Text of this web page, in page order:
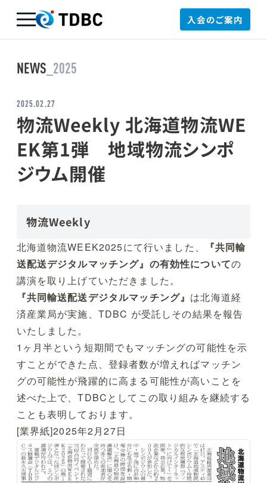
TDBC 入会のご案内
NEWS _2025
2025.02.27
物流Weekly 北海道物流WE
EK第1弾 地域物流シンポ
ジウム開催
物流Weekly
北海道物流WEEK2025にて行いました、
『共同輸
送配送デジタルマッチング』の有効性についての
講演を取り上げていただきました。
『共同輸送配送デジタルマッチング』 は北海道経
済産業局が実施、TDBC が受託しその結果を報告
いたしました。
1ヶ月半という短期間でもマッチングの可能性を示
すことができた点、登録者数が増えればマッチン
グの可能性が飛躍的に高まる可能性が高いことを
述べた上で、TDBCとしてこの取り組みを継続する
ことも表明しております。
[業界紙]2025年2月27日